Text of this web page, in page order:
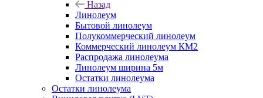
Назад
Линолеум
Бытовой линолеум
Полукоммерческий линолеум
Коммерческий линолеум КМ2
Распродажа линолеума
Линолеум ширина 5м
Остатки линолеума
Остатки линолеума